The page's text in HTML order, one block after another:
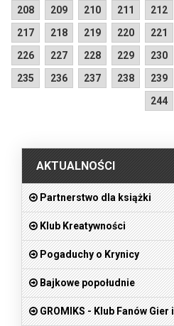
208 209 210 211 212
217
218 219 220 221
226
227 228 229 230
235
236 237 238 239
244
AKTUALNOŚCI
Partnerstwo dla książki
Klub Kreatywności
Pogaduchy o Krynicy
Bajkowe popołudnie
GROMIKS - Klub Fanów